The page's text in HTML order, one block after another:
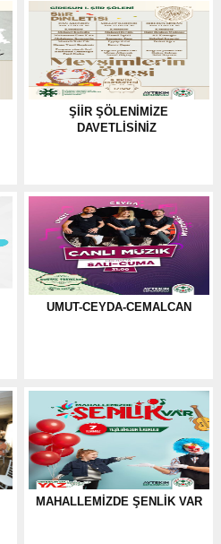
ŞIIR ŞÖLENIMIZE
DAVETLISINIZ
UMUT-CEYDA-CEMALCAN
MAHALLEMIZDE ŞENLIK VAR